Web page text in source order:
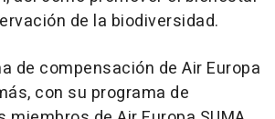
de la biodiversidad.
de compensación de Air Europa
con su programa de